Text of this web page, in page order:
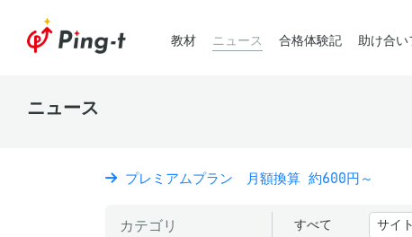
教材 ニュース 合格体験記 助け合い
ニュース
プレミアムプラン 月額換算 約600円～
カテゴリ すべて サイ